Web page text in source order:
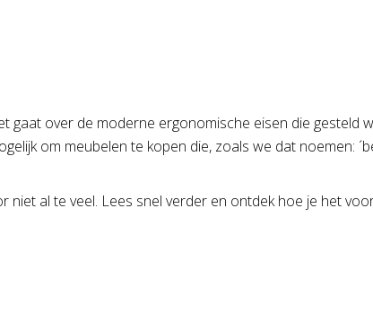
gaat over de moderne ergonomische eisen die gesteld
om meubelen te kopen die, zoals we dat noemen:
al te veel. Lees snel verder en ontdek hoe je het